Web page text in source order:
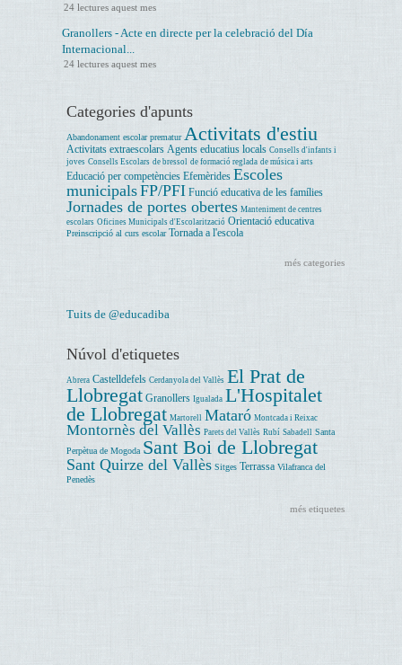
24 lectures aquest mes
Granollers - Acte en directe per la celebració del Día
Internacional...
24 lectures aquest mes
Categories d'apunts
Abandonament escolar prematur Activitats d'estiu
Activitats extraescolars Agents educatius locals Consells d'infants i
joves Consells Escolars de bressol de formació reglada de música i arts
Educació per competències Efemèrides Escoles
municipalsFP/PFI Funció educativa de les famílies
Jornades de portes obertes Manteniment de centres
escolars Oficines Municipals d'Escolarització Orientació educativa
Preinscripció al curs escolar Tornada a l'escola
més categories
Tuits de @educadiba
Núvol d'etiquetes
Abrera Castelldefels Cerdanyola del Vallès El Prat de
Llobregat Granollers Igualada L'Hospitalet
de Llobregat Martorell Mataró Montcada i Reixac
Montornès del Vallès Parets del Vallès Rubí Sabadell Santa
Perpètua de Mogoda Sant Boi de Llobregat
Sant Quirze del Vallès Sitges Terrassa Vilafranca del
Penedès
més etiquetes